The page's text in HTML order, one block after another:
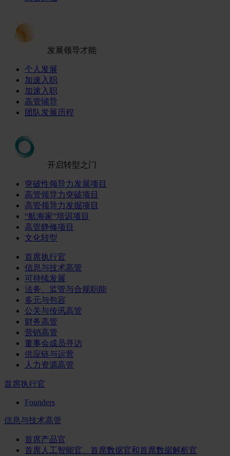
发展领导才能
个人发展
加速入职
加速入职
高管辅导
团队发展历程
开启转型之门
突破性领导力发展项目
高管领导力突破项目
高管领导力发掘项目
“航海家”培训项目
高管静修项目
文化转型
首席执行官
信息与技术高管
可持续发展
法务、监管与合规职能
多元与包容
公关与传讯高管
财务高管
营销高管
董事会成员寻访
供应链与运营
人力资源高管
首席执行官
Founders
信息与技术高管
首席产品官
首席人工智能官、首席数据官和首席数据解析官